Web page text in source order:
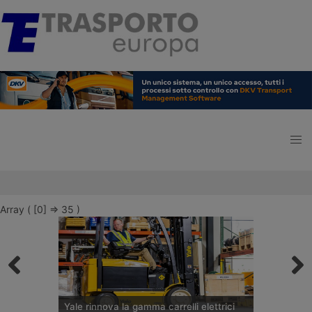
Array ( [0] => 35 )
Yale rinnova la gamma carrelli elettrici